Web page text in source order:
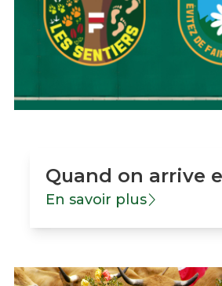
Quand on arrive
En savoir plus